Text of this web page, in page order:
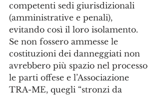
competenti sedi giurisdizionali
(amministrative e penali),
evitando così il loro isolamento.
Se non fossero ammesse le
costituzioni dei danneggiati non
avrebbero più spazio nel processo
le parti offese e l’Associazione
TRA-ME, quegli “stronzi da